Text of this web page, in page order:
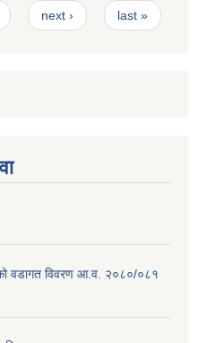
next › last »
वडागत विवरण आ.व. २०८०/०८१